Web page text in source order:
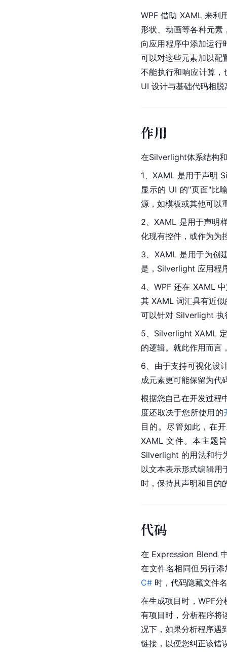
WPF 借助 XAML 来利
形状、动画等各种元
向应用程序中添加运行
可以对这些元素加以配
不能执行和响应计算
UI 设计与基础代码相
作用
在Silverlight体系结构
1、XAML 是用于声明
显示的 UI 的"页面"比
源，如模板或其他可以
2、XAML 是用于声明
化现有控件，或作为为
3、XAML 是用于为创
是，Silverlight 应用程
4、WPF 还在 XAML
其 XAML 词汇具有近似
可以针对 Silverlight 执
5、Silverlight XAML
的逻辑。就此作用而言
6、由于支持可视化设
成元素更可能保留为代
根据您自己在开发过程
度还取决于您所使用的
目的。尽管如此，在
XAML 文件。本主题
Silverlight 的用法和行
以文本表示形式编辑
时，保持其声明和目的
代码
在 Expression Blend
在文件名相同但另行
C# 时，代码隐藏文件
在生成项目时， WPF分
有项目时，分析程序将
况下，如果分析程序遇
链接，以便您纠正该错